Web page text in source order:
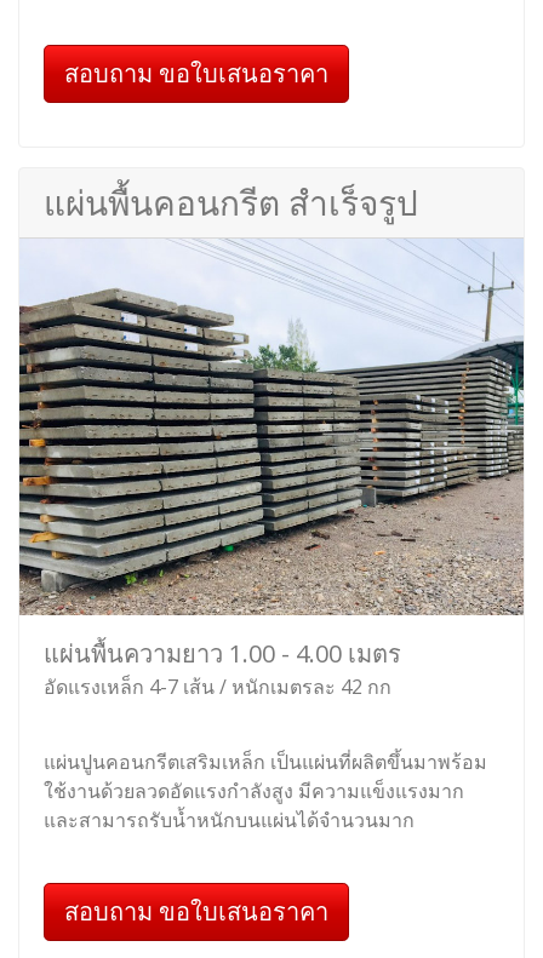
สอบถาม ขอใบเสนอราคา
แผ่นพื้นคอนกรีต สำเร็จรูป
แผ่นพื้นความยาว 1.00 - 4.00 เมตร
อัดแรงเหล็ก 4-7 เส้น / หนักเมตรละ 42 กก
แผ่นปูนคอนกรีตเสริมเหล็ก เป็นแผ่นที่ผลิตขึ้นมาพร้อม
ใช้งานด้วยลวดอัดแรงกำลังสูง มีความแข็งแรงมาก
และสามารถรับน้ำหนักบนแผ่นได้จำนวนมาก
สอบถาม ขอใบเสนอราคา